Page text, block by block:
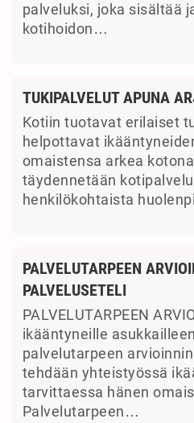
palveluksi, joka sisältää
kotihoidon…
TUKIPALVELUT APUNA
Kotiin tuotavat erilaiset
helpottavat
omaistensa arkea
täydennetään
henkilökohtaista
PALVELUTARPEEN
PALVELUSETELI
PALVELUTARPEEN
ikääntyneille
palvelutarpeen
tehdään yhteistyössä
tarvittaessa hänen
Palvelutarpeen…